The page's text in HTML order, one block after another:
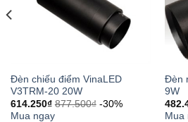
Website:Đèn led Vinaled
Phone/Zalo:0933320468 –
Địa chỉ:37C Street No. 1,
Duc City, Ho Chi Minh City
Đèn chiếu điểm VinaLED
V3TRM-20 20W
614.250₫ 877.500₫ -30%
Mua ngay
Đèn
9W
Mua